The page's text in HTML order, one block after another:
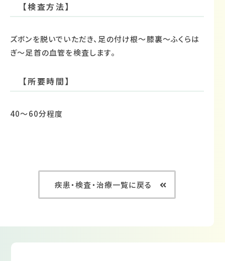
【検査方法】
ズボンを脱いでいただき、足の付け根～膝裏～ふくらは
ぎ～足首の血管を検査します。
【所要時間】
40～60分程度
疾患・検査・治療一覧に戻る